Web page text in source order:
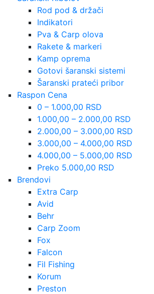
Rod pod & držači
Indikatori
Pva & Carp olova
Rakete & markeri
Kamp oprema
Gotovi šaranski sistemi
Šaranski prateći pribor
Raspon Cena
0 – 1.000,00 RSD
1.000,00 – 2.000,00 RSD
2.000,00 – 3.000,00 RSD
3.000,00 – 4.000,00 RSD
4.000,00 – 5.000,00 RSD
Preko 5.000,00 RSD
Brendovi
Extra Carp
Avid
Behr
Carp Zoom
Fox
Falcon
Fil Fishing
Korum
Preston